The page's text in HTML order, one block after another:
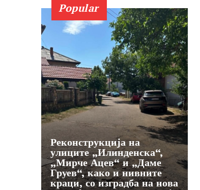
Popular
Реконструкција на
улиците „Илинденска“,
„Мирче Ацев“ и „Даме
Груев“, како и нивните
краци, со изградба на нова